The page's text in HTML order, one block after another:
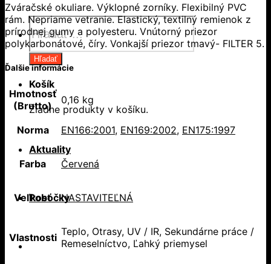
Products
search
Hľadať
Košík
Žiadne produkty v košíku.
Aktuality
Pobočky
Zváračské okuliare. Výklopné zorníky. Flexibilný PVC
rám. Nepriame vetranie. Elastický, textilný remienok z
prírodnej gumy a polyesteru. Vnútorný priezor
polykarbonátové, číry. Vonkajší priezor tmavý- FILTER 5.
Ďalšie informácie
Hmotnosť
(Brutto)
0,16 kg
Norma EN166:2001, EN169:2002, EN175:1997
Farba Červená
Veľkosť NASTAVITEĽNÁ
Vlastnosti Teplo, Otrasy, UV / IR, Sekundárne práce /
Remeselníctvo, Ľahký priemysel